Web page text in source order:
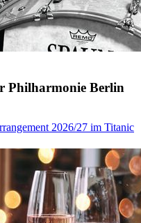
Philharmonie Berlin
2026/27 im Titanic